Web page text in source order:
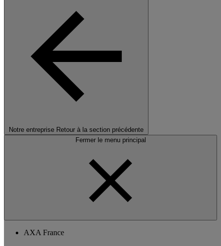
Notre entreprise Retour à la section précédente
Fermer le menu principal
AXA France